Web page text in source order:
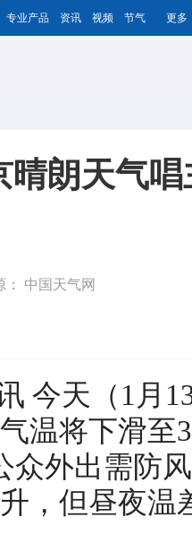
专业产品 资讯 视频 节气 更多
晴朗天气
： 中国天气网
今天（1月
温将下滑
众外出需防
，但昼夜温